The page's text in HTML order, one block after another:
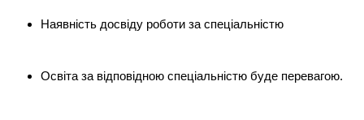
Наявність досвіду роботи за спеціальністю
Освіта за відповідною спеціальністю буде перевагою.